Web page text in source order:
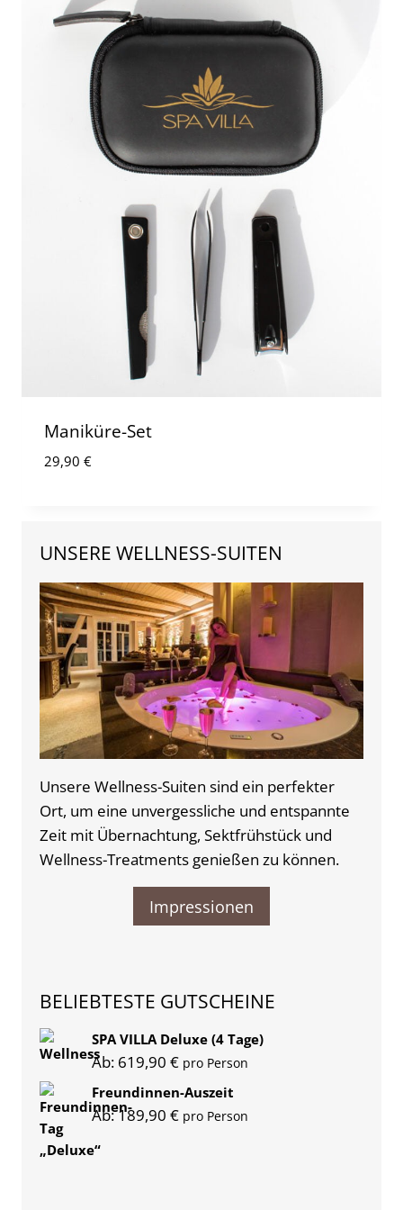
Maniküre-Set
29,90 €
UNSERE WELLNESS-SUITEN
Unsere Wellness-Suiten sind ein perfekter
Ort, um eine unvergessliche und entspannte
Zeit mit Übernachtung, Sektfrühstück und
Wellness-Treatments genießen zu können.
Impressionen
BELIEBTESTE GUTSCHEINE
SPA VILLA Deluxe (4 Tage)
Ab: 619,90 € pro Person
Freundinnen-Auszeit
Ab:189,90 € pro Person